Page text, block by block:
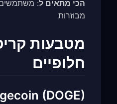
הכי מתאים ל: משתמשים
מבוזרות
מטבעות
חלופיים
(DOGE)